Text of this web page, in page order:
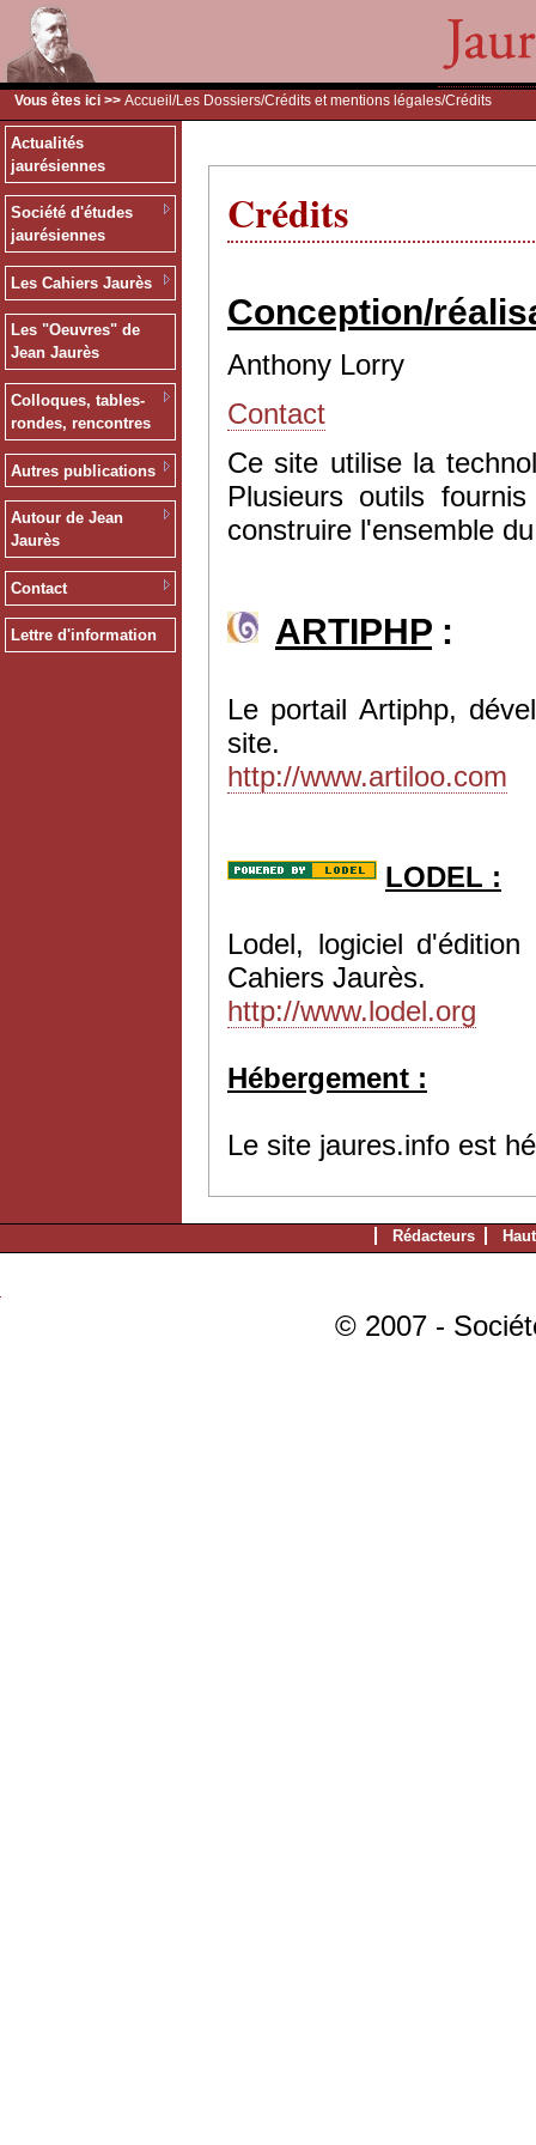
Vous êtes ici >> Accueil /Les Dossiers/Crédits et mentions légales/Crédits
Actualités
jaurésiennes
Société d'études
jaurésiennes
Les Cahiers Jaurès
Les "Oeuvres" de
Jean Jaurès
Colloques, tables-
rondes, rencontres
Autres publications
Autour de Jean
Jaurès
Contact
Lettre d'information
Crédits
Conception/
Anthony Lorry
Contact
Ce site utilise la
Plusieurs outils
construire l'ensemble
ARTIPHP :
Le portail Artiphp,
site.
http://www.artiloo.com
LODEL :
Lodel, logiciel
Cahiers Jaurès.
http://www.lodel.org
Hébergement :
Le site jaures.info est
Rédacteurs
© 2007 -